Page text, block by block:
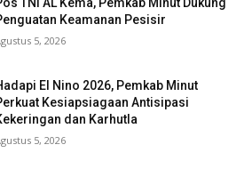
TNI AL Kema, Pemkab Minut Dukung
Keamanan Pesisir
5, 2026
El Nino 2026, Pemkab Minut
Kesiapsiagaan Antisipasi
dan Karhutla
5, 2026